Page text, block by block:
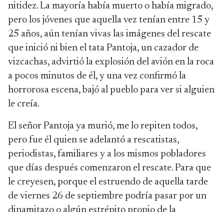
nitidez. La mayoría había muerto o había migrado,
pero los jóvenes que aquella vez tenían entre 15 y
25 años, aún tenían vivas las imágenes del rescate
que inició ni bien el tata Pantoja, un cazador de
vizcachas, advirtió la explosión del avión en la roca
a pocos minutos de él, y una vez confirmó la
horrorosa escena, bajó al pueblo para ver si alguien
le creía.
El señor Pantoja ya murió, me lo repiten todos,
pero fue él quien se adelantó a rescatistas,
periodistas, familiares y a los mismos pobladores
que días después comenzaron el rescate. Para que
le creyesen, porque el estruendo de aquella tarde
de viernes 26 de septiembre podría pasar por un
dinamitazo o algún estrépito propio de la